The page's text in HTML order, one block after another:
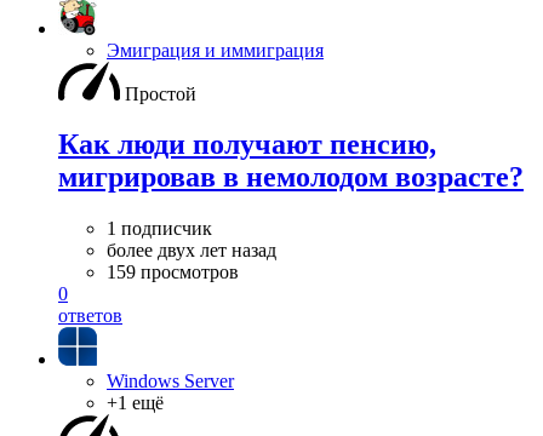
Эмиграция и иммиграция
Простой
Как люди получают пенсию,
мигрировав в немолодом возрасте?
1 подписчик
более двух лет назад
159 просмотров
0
ответов
Windows Server
+1 ещё